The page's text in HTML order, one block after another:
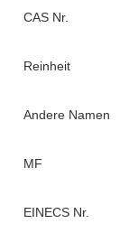
CAS Nr.
Reinheit
Andere Namen
MF
EINECS Nr.